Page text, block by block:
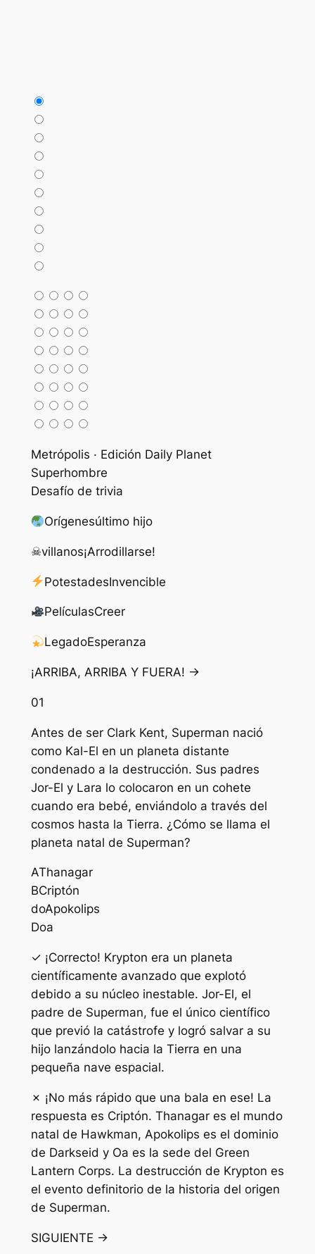
Metrópolis · Edición Daily Planet
Superhombre
Desafío de trivia
Orígenesúltimo hijo
☠villanos¡Arrodillarse!
PotestadesInvencible
PelículasCreer
LegadoEsperanza
¡ARRIBA, ARRIBA Y FUERA! →
01
Antes de ser Clark Kent, Superman nació
como Kal-El en un planeta distante
condenado a la destrucción. Sus padres
Jor-El y Lara lo colocaron en un cohete
cuando era bebé, enviándolo a través del
cosmos hasta la Tierra. ¿Cómo se llama el
planeta natal de Superman?
AThanagar
BCriptón
doApokolips
Doa
✓ ¡Correcto! Krypton era un planeta
científicamente avanzado que explotó
debido a su núcleo inestable. Jor-El, el
padre de Superman, fue el único científico
que previó la catástrofe y logró salvar a su
hijo lanzándolo hacia la Tierra en una
pequeña nave espacial.
✗ ¡No más rápido que una bala en ese! La
respuesta es Criptón. Thanagar es el mundo
natal de Hawkman, Apokolips es el dominio
de Darkseid y Oa es la sede del Green
Lantern Corps. La destrucción de Krypton es
el evento definitorio de la historia del origen
de Superman.
SIGUIENTE →